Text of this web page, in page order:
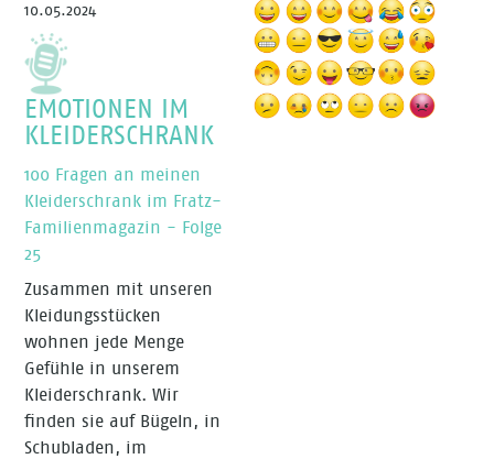
10.05.2024
EMOTIONEN IM
KLEIDERSCHRANK
100 Fragen an meinen
Kleiderschrank im Fratz-
Familienmagazin - Folge
25
Zusammen mit unseren
Kleidungsstücken
wohnen jede Menge
Gefühle in unserem
Kleiderschrank. Wir
finden sie auf Bügeln, in
Schubladen, im